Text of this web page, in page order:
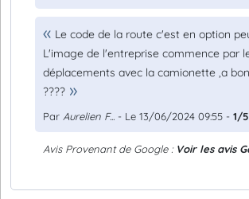
Le code de la route c'est en option
L'image de l'entreprise commence par
déplacements avec la camionette ,a
????
Par Aurelien F... - Le 13/06/2024 09:55 - 1/5
Avis Provenant de Google : Voir les avis